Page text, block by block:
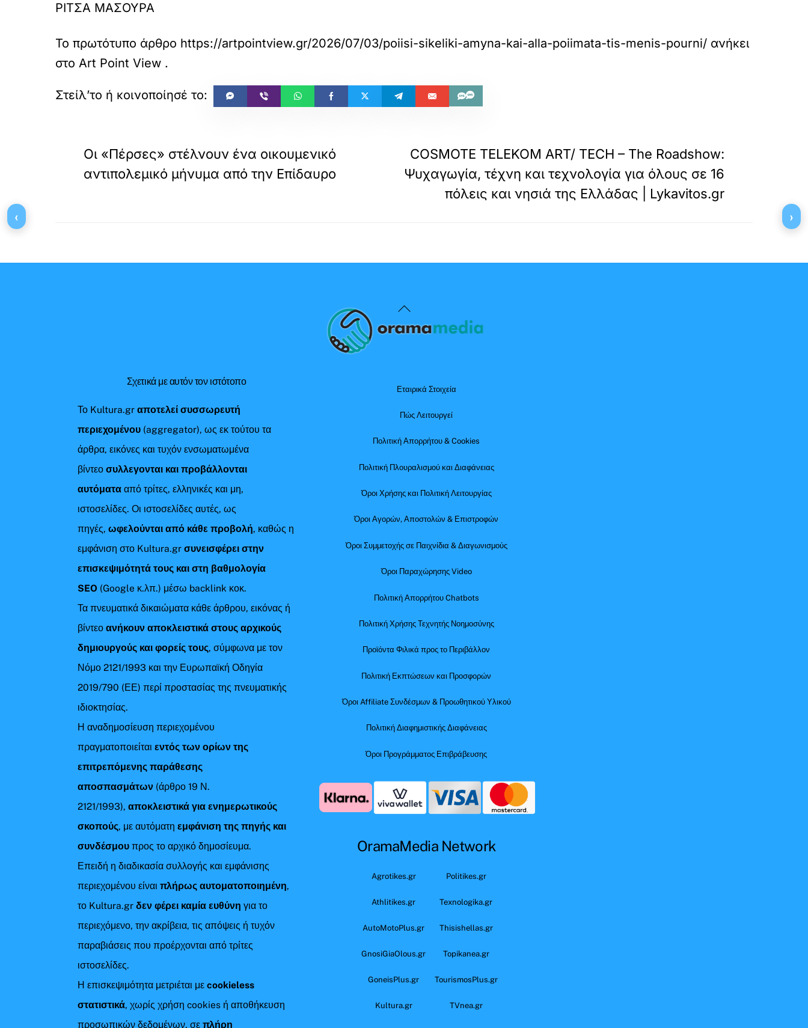
ΡΙΤΣΑ ΜΑΣΟΥΡΑ
Το πρωτότυπο άρθρο https://artpointview.gr/2026/07/03/poiisi-sikeliki-amyna-kai-alla-poiimata-tis-menis-pourni/ ανήκει
στο Art Point View .
Οι «Πέρσες» στέλνουν ένα οικουμενικό
αντιπολεμικό μήνυμα από την Επίδαυρο
COSMOTE TELEKOM ART/ TECH – The Roadshow:
Ψυχαγωγία, τέχνη και τεχνολογία για όλους σε 16
πόλεις και νησιά της Ελλάδας | Lykavitos.gr
Back
To
Σχετικά με αυτόν τον ιστότοπο
Το Kultura.grαποτελεί συσσωρευτή
περιεχομένου (aggregator), ως εκ τούτου τα
άρθρα, εικόνες και τυχόν ενσωματωμένα
βίντεοσυλλεγονται και προβάλλονται
αυτόματααπό τρίτες, ελληνικές και μη,
ιστοσελίδες. Οι ιστοσελίδες αυτές, ως
πηγές,ωφελούνται από κάθε προβολή, καθώς η
εμφάνιση στο Kultura.gr συνεισφέρει στην
επισκεψιμότητά τους και στη βαθμολογία
SEO (Google κ.λπ.) μέσω backlink κοκ.
Τα πνευματικά δικαιώματα κάθε άρθρου, εικόνας ή
βίντεοανήκουν αποκλειστικά στους αρχικούς
δημιουργούς και φορείς τους, σύμφωνα με τον
Νόμο 2121/1993 και την Ευρωπαϊκή Οδηγία
2019/790 (ΕΕ) περί προστασίας της πνευματικής
ιδιοκτησίας.
Η αναδημοσίευση περιεχομένου
πραγματοποιείταιεντός των ορίων της
επιτρεπόμενης παράθεσης
αποσπασμάτων (άρθρο 19 Ν.
2121/1993), αποκλειστικά για ενημερωτικούς
σκοπούς, με αυτόματηεμφάνιση της πηγής και
συνδέσμου προς το αρχικό δημοσίευμα.
Επειδή η διαδικασία συλλογής και εμφάνισης
περιεχομένου είναιπλήρως αυτοματοποιημένη,
το Kultura.grδεν φέρει καμία ευθύνη για το
περιεχόμενο, την ακρίβεια, τις απόψεις ή τυχόν
παραβιάσεις που προέρχονται από τρίτες
ιστοσελίδες.
Η επισκεψιμότητα μετριέται μεcookieless
στατιστικά, χωρίς χρήση cookies ή αποθήκευση
προσωπικών δεδομένων, σεπλήρη
Εταιρικά Στοιχεία
Πώς Λειτουργεί
Πολιτική Απορρήτου & Cookies
Πολιτική Πλουραλισμού και Διαφάνειας
Όροι Χρήσης και Πολιτική Λειτουργίας
Όροι Αγορών, Αποστολών & Επιστροφών
Όροι Συμμετοχής σε Παιχνίδια & Διαγωνισμούς
Όροι Παραχώρησης Video
Πολιτική Απορρήτου Chatbots
Πολιτική Χρήσης Τεχνητής Νοημοσύνης
Προϊόντα Φιλικά προς το Περιβάλλον
Πολιτική Εκπτώσεων και Προσφορών
Όροι Affiliate Συνδέσμων & Προωθητικού Υλικού
Πολιτική Διαφημιστικής Διαφάνειας
Όροι Προγράμματος Επιβράβευσης
OramaMedia Network
Agrotikes.gr Politikes.gr
Athlitikes.gr Texnologika.gr
AutoMotoPlus.gr Thisishellas.gr
GnosiGiaOlous.gr Topikanea.gr
GoneisPlus.gr TourismosPlus.gr
Kultura.gr TVnea.gr
‹ ›